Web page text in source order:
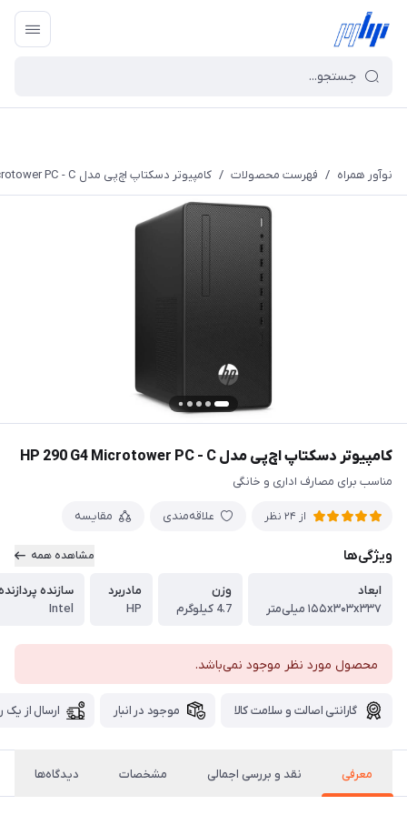
نوآور همراه / فهرست محصولات / کامپیوتر دسکتاپ اچ‌پی مدل HP 290 G4 Microtower PC - C
کامپیوتر دسکتاپ اچ‌پی مدل HP 290 G4 Microtower PC - C
مناسب برای مصارف اداری و خانگی
از 24 نظر علاقه‌مندی مقایسه
ویژگی‌ها مشاهده همه
ابعاد
۱۵۵x۳۰۳x۳۳۷ میلی‌متر
وزن
4.7 کیلو‌گرم
مادربرد
HP
سازنده
Intel
محصول مورد نظر موجود نمی‌باشد.
گارانتی اصالت و سلامت کالا موجود در انبار ارسال از یک
معرفی نقد و بررسی اجمالی مشخصات دیدگاه‌ها